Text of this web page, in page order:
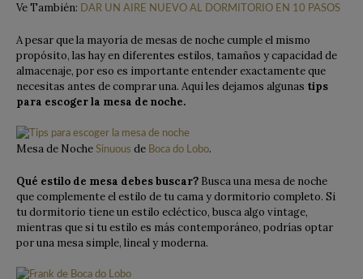
Ve También: DAR UN AIRE NUEVO AL DORMITORIO EN 10 PASOS
A pesar que la mayoría de mesas de noche cumple el mismo
propósito, las hay en diferentes estilos, tamaños y capacidad de
almacenaje, por eso es importante entender exactamente que
necesitas antes de comprar una. Aqui les dejamos algunas tips
para escoger la mesa de noche.
Mesa de Noche Sinuous de Boca do Lobo.
Qué estilo de mesa debes buscar? Busca una mesa de noche
que complemente el estilo de tu cama y dormitorio completo. Si
tu dormitorio tiene un estilo ecléctico, busca algo vintage,
mientras que si tu estilo es más contemporáneo, podrías optar
por una mesa simple, lineal y moderna.